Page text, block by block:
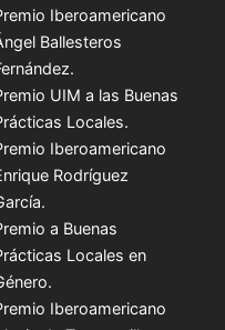
Iberoamericano
Ballesteros
UIM a las Buenas
Locales.
Iberoamericano
Rodríguez
a Buenas
Locales en
Iberoamericano